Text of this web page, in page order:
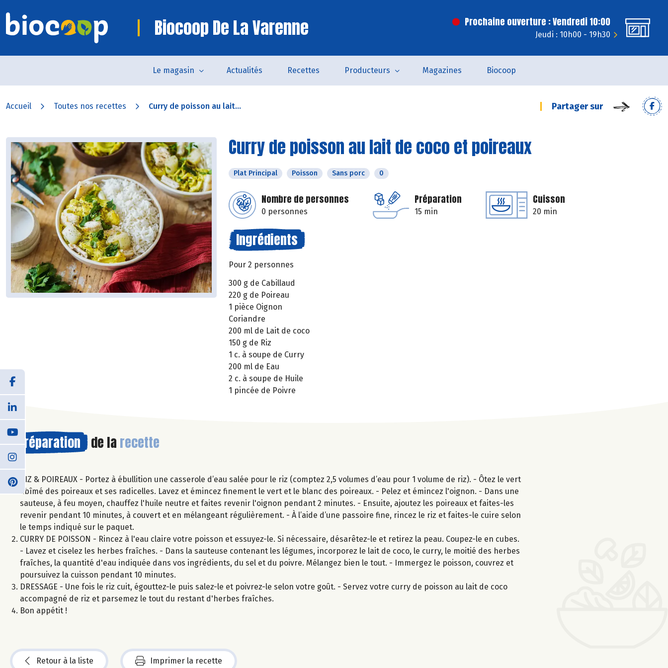
Biocoop De La Varenne Prochaine ouverture : Vendredi 10:00
Jeudi : 10h00 - 19h30
Le magasin Actualités Recettes Producteurs Magazines Biocoop
Accueil Toutes nos recettes Curry de poisson au lait... Partager sur
Curry de poisson au lait de coco et poireaux
Plat Principal Poisson Sans porc 0
Nombre de personnes
0 personnes
Préparation
15 min
Cuisson
20 min
Ingrédients
Pour 2 personnes
300 g de Cabillaud
220 g de Poireau
1 pièce Oignon
Coriandre
200 ml de Lait de coco
150 g de Riz
1 c. à soupe de Curry
200 ml de Eau
2 c. à soupe de Huile
1 pincée de Poivre
Préparation de la recette
RIZ & POIREAUX - Portez à ébullition une casserole d’eau salée pour le riz (comptez 2,5 volumes d’eau pour 1 volume de riz). - Ôtez le vert
abîmé des poireaux et ses radicelles. Lavez et émincez finement le vert et le blanc des poireaux. - Pelez et émincez l'oignon. - Dans une
sauteuse, à feu moyen, chauffez l'huile neutre et faites revenir l'oignon pendant 2 minutes. - Ensuite, ajoutez les poireaux et faites-les
revenir pendant 10 minutes, à couvert et en mélangeant régulièrement. - À l’aide d’une passoire fine, rincez le riz et faites-le cuire selon
le temps indiqué sur le paquet.
CURRY DE POISSON - Rincez à l'eau claire votre poisson et essuyez-le. Si nécessaire, désarêtez-le et retirez la peau. Coupez-le en cubes.
- Lavez et ciselez les herbes fraîches. - Dans la sauteuse contenant les légumes, incorporez le lait de coco, le curry, le moitié des herbes
fraîches, la quantité d'eau indiquée dans vos ingrédients, du sel et du poivre. Mélangez bien le tout. - Immergez le poisson, couvrez et
poursuivez la cuisson pendant 10 minutes.
DRESSAGE - Une fois le riz cuit, égouttez-le puis salez-le et poivrez-le selon votre goût. - Servez votre curry de poisson au lait de coco
accompagné de riz et parsemez le tout du restant d'herbes fraîches.
Bon appétit !
Retour à la liste Imprimer la recette